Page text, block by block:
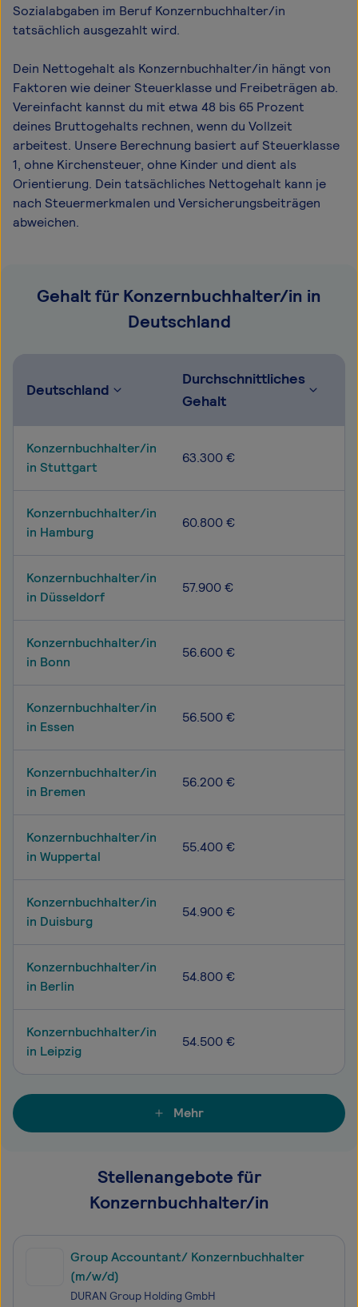
Sozialabgaben im Beruf Konzernbuchhalter/in
tatsächlich ausgezahlt wird.
Dein Nettogehalt als Konzernbuchhalter/in hängt von
Faktoren wie deiner Steuerklasse und Freibeträgen ab.
Vereinfacht kannst du mit etwa 48 bis 65 Prozent
deines Bruttogehalts rechnen, wenn du Vollzeit
arbeitest. Unsere Berechnung basiert auf Steuerklasse
1, ohne Kirchensteuer, ohne Kinder und dient als
Orientierung. Dein tatsächliches Nettogehalt kann je
nach Steuermerkmalen und Versicherungsbeiträgen
abweichen.
Gehalt für Konzernbuchhalter/in in
Deutschland
Deutschland
Durchschnittliches
Gehalt
Konzernbuchhalter/in
in Stuttgart
63.300 €
Konzernbuchhalter/in
in Hamburg
60.800 €
Konzernbuchhalter/in
in Düsseldorf
57.900 €
Konzernbuchhalter/in
in Bonn
56.600 €
Konzernbuchhalter/in
in Essen
56.500 €
Konzernbuchhalter/in
in Bremen
56.200 €
Konzernbuchhalter/in
in Wuppertal
55.400 €
Konzernbuchhalter/in
in Duisburg
54.900 €
Konzernbuchhalter/in
in Berlin
54.800 €
Konzernbuchhalter/in
in Leipzig
54.500 €
Mehr
Stellenangebote für
Konzernbuchhalter/in
Group Accountant/ Konzernbuchhalter
(m/w/d)
DURAN Group Holding GmbH